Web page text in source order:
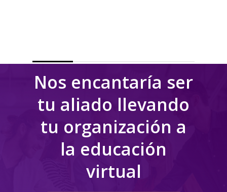
Nos encantaría ser
tu aliado llevando
tu organización a
la educación
virtual